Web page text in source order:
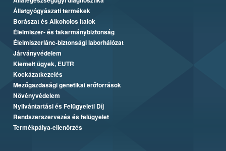
Állatgyógyászati termékek
Borászat és Alkoholos Italok
Élelmiszer- és takarmánybiztonság
Élelmiszerlánc-biztonsági laborhálózat
Járványvédelem
Kiemelt ügyek, EUTR
Kockázatkezelés
Mezőgazdasági genetikai erőforrások
Növényvédelem
Nyilvántartási és Felügyeleti Díj
Rendszerszervezés és felügyelet
Termékpálya-ellenőrzés